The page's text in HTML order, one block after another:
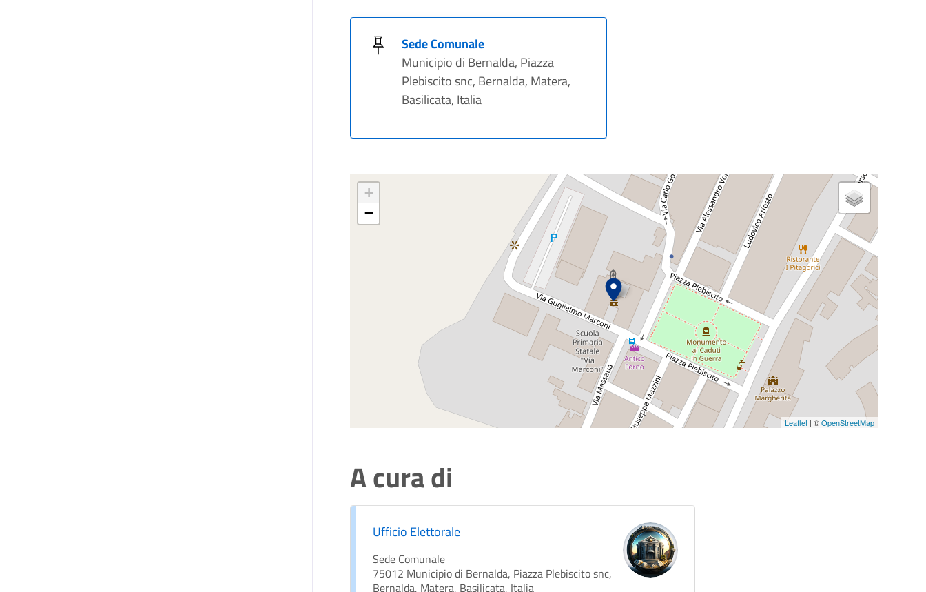
Sede Comunale
Municipio di Bernalda, Piazza
Plebiscito snc, Bernalda, Matera,
Basilicata, Italia
+
−
Leaflet| ©OpenStreetMap
A cura di
Ufficio Elettorale
Sede Comunale
75012 Municipio di Bernalda, Piazza Plebiscito snc,
Bernalda, Matera, Basilicata, Italia